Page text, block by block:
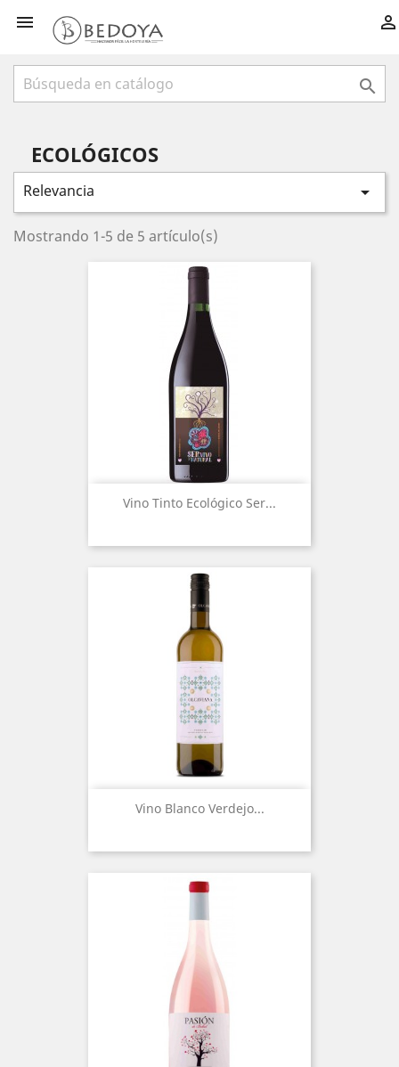
 

ECOLÓGICOS
Relevancia 
Mostrando 1-5 de 5 artículo(s)
Vino Tinto Ecológico Ser...
Vino Blanco Verdejo...